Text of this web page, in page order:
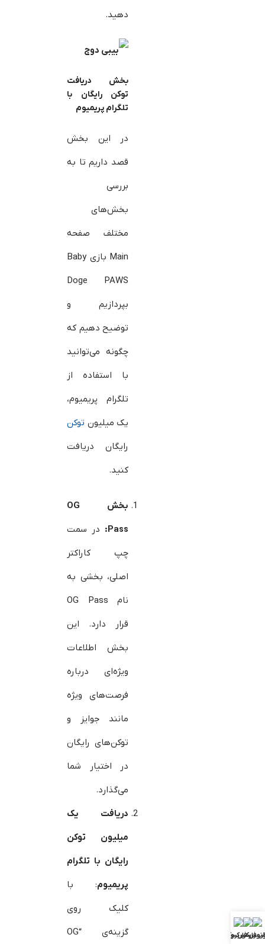
دهید.
بخش دریافت
توکن رایگان با
تلگرام پریمیوم
در این بخش
قصد داریم تا به
بررسی
بخش‌های
مختلف صفحه
Main بازی Baby
Doge PAWS
بپردازیم و
توضیح دهیم که
چگونه می‌توانید
با استفاده از
تلگرام پریمیوم،
یک میلیون توکن
رایگان دریافت
کنید.
بخش OG
Pass:
در سمت
چپ کاراکتر
اصلی، بخشی به
نام OG Pass
قرار دارد. این
بخش اطلاعات
ویژه‌ای درباره
فرصت‌های ویژه
مانند جوایز و
توکن‌های رایگان
در اختیار شما
می‌گذارد.
دریافت یک
میلیون توکن
رایگان با تلگرام
پریمیوم: با
کلیک روی
گزینه‌ی “OG
فارکس
فارکس
بررسی بروکرها